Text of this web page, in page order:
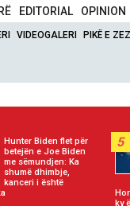
EDITORIAL OPINION
VIDEOGALERI PIKË E
Hunter Biden flet për
betejën e Joe Biden
me sëmundjen: Ka
shumë dhimbje,
kanceri i është
5
ky